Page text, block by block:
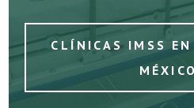
CLÍNICAS IMSS
MÉXICO